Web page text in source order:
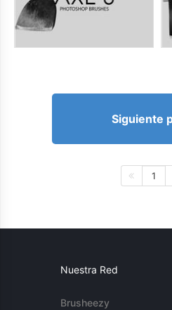
Siguiente
1
Nuestra Red
Brusheezy